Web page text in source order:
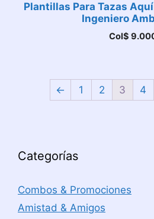
Plantillas Para Tazas
Ingeniero
Col$
← 1 2 3 4
Categorías
Combos & Promociones
Amistad & Amigos